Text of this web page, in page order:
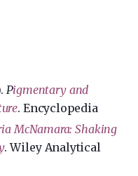
Pigmentary and
. Encyclopedia
McNamara: Shaking
. Wiley Analytical